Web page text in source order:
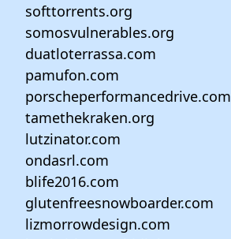
softtorrents.org
somosvulnerables.org
duatloterrassa.com
pamufon.com
porscheperformancedrive.com
tamethekraken.org
lutzinator.com
ondasrl.com
blife2016.com
glutenfreesnowboarder.com
lizmorrowdesign.com